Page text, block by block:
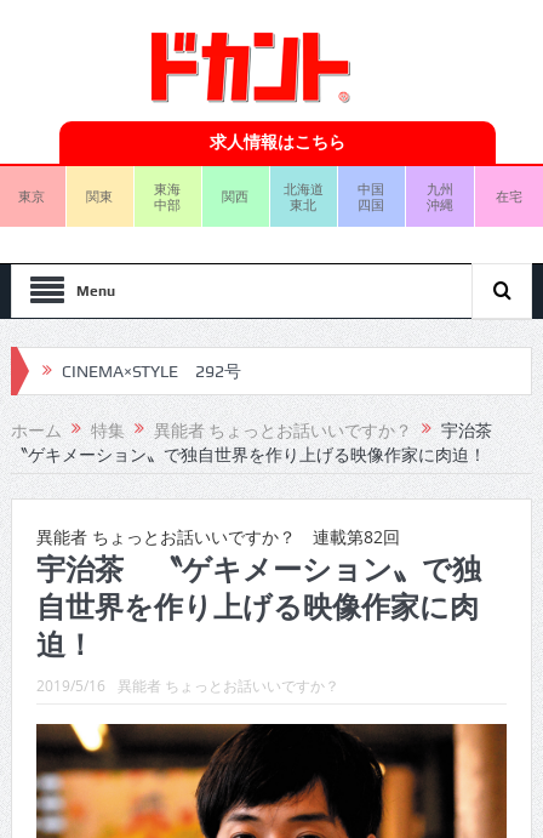
求人情報はこちら
東京 関東
東海
中部
関西
北海道
東北
中国
四国
九州
沖縄
在宅
Menu
CINEMA×STYLE 292号
CINEMA×STYLE 291号
CINEMA×STYLE 290号
CINEMA×STYLE 288号
CINEMA×STYLE 287号
CINEMA×STYLE 286号
CINEMA×STYLE 285号
CINEMA×STYLE 294号
CINEMA×STYLE 293号
ホーム 特集 異能者 ちょっとお話いいですか？
宇治茶
〝ゲキメーション〟で独自世界を作り上げる映像作家に肉迫！
異能者 ちょっとお話いいですか？ 連載第82回
宇治茶 〝ゲキメーション〟で独
自世界を作り上げる映像作家に肉
迫！
2019/5/16 異能者 ちょっとお話いいですか？